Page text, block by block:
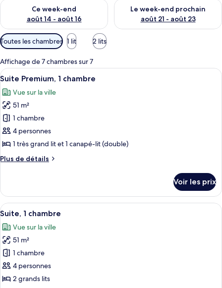
Ce week-end
août 14 - août 16
Vérifier la disponibilité pour ce week-end août 14 - août 16
Le week-end prochain
août 21 - août 23
Vérifier la disponibilité pour
Filtres
disponibles
pour
les
chambres
Toutes les chambres 1 lit 2 lits
Affichage de 7 chambres sur 7
Afficher
toutes
les
photos
pour
ce
type
chambre :
chambre
Une chambre d’hôtel équipée d’un
12
Suite Premium, 1 chambre
Vue sur la ville
51 m²
1 chambre
4 personnes
1 très grand lit et 1 canapé-lit (double)
Plus de détails
Plus
le
type
de
Suite
Premium,
chambre
Voir les prix
Afficher
toutes
les
photos
pour
ce
type
Une chambre d’hôtel équipée d’un
6
Suite, 1 chambre
Vue sur la ville
51 m²
1 chambre
4 personnes
2 grands lits